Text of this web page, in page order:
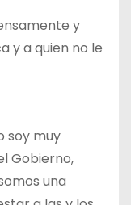
y
y a quien no le
soy muy
Gobierno,
una